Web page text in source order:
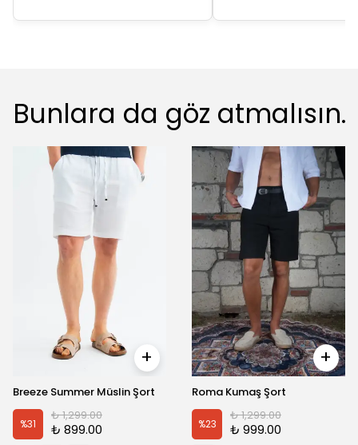
Bunlara da göz atmalısın.
Görünümü Satın Alın
Breeze Summer Müslin Şort
%31
₺ 1,299.00
₺ 899.00
Görünümü Satın Alın
Roma Kumaş Şort
%23
₺ 1,299.00
₺ 999.00